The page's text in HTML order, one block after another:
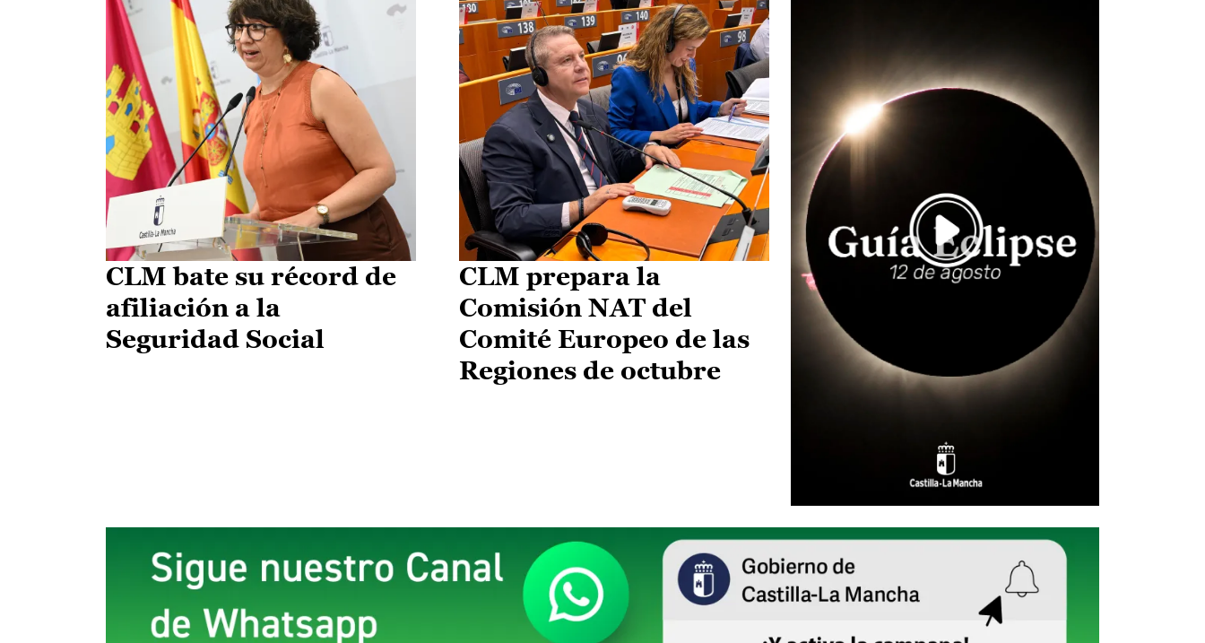
CLM bate su récord de
afiliación a la
Seguridad Social
CLM prepara la
Comisión NAT del
Comité Europeo de las
Regiones de octubre